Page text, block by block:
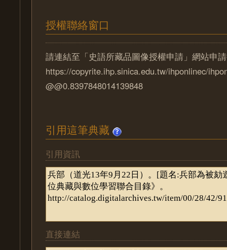
授權聯絡窗口
請連結至「史語所藏品圖像授權申請」網站申
https://copyrite.ihp.sinica.edu.tw/ihponlinec/
@@0.8397848014139848
引用這筆典藏
引用資訊
直接連結